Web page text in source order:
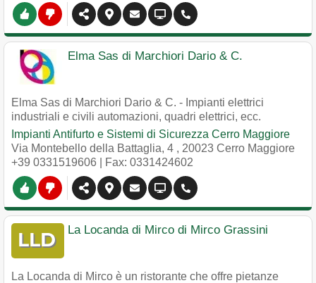
Elma Sas di Marchiori Dario & C.
Elma Sas di Marchiori Dario & C. - Impianti elettrici
industriali e civili automazioni, quadri elettrici, ecc.
Impianti Antifurto e Sistemi di Sicurezza Cerro Maggiore
Via Montebello della Battaglia, 4 , 20023 Cerro Maggiore
+39 0331519606 | Fax: 0331424602
La Locanda di Mirco di Mirco Grassini
La Locanda di Mirco è un ristorante che offre pietanze